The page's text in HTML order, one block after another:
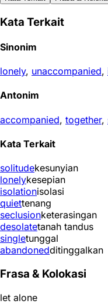
Kata Terkait
Sinonim
lonely, unaccompanied,
Antonim
accompanied, together,
Kata Terkait
solitudekesunyian
lonelykesepian
isolationisolasi
quiettenang
seclusionketerasingan
desolatetanah tandus
singletunggal
abandonedditinggalkan
Frasa & Kolokasi
let alone